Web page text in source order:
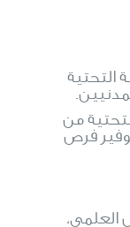
التحتية
من
فرص
العلمي،